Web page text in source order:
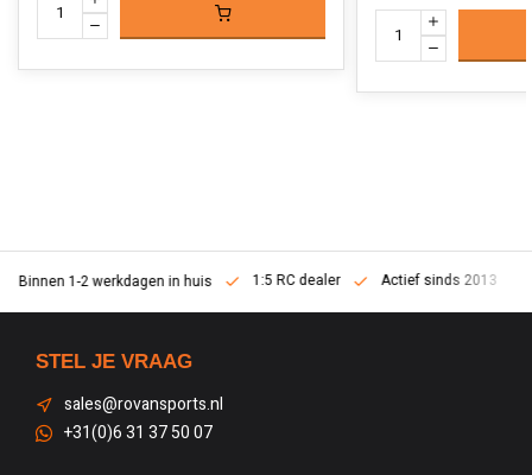
Binnen 1-2 werkdagen in huis 1:5 RC dealer Actief sinds 2013
STEL JE VRAAG
sales@rovansports.nl
+31(0)6 31 37 50 07